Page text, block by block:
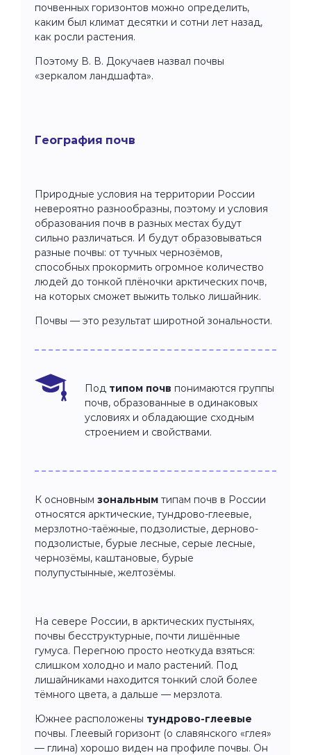
почвенных горизонтов можно определить,
каким был климат десятки и сотни лет назад,
как росли растения.
Поэтому В. В. Докучаев назвал почвы
«зеркалом ландшафта».
География почв
Природные условия на территории России
невероятно разнообразны, поэтому и условия
образования почв в разных местах будут
сильно различаться. И будут образовываться
разные почвы: от тучных чернозёмов,
способных прокормить огромное количество
людей до тонкой плёночки арктических почв,
на которых сможет выжить только лишайник.
Почвы — это результат широтной зональности.
Под типом почв понимаются группы
почв, образованные в одинаковых
условиях и обладающие сходным
строением и свойствами.
К основным зональным типам почв в России
относятся арктические, тундрово-глеевые,
мерзлотно-таёжные, подзолистые, дерново-
подзолистые, бурые лесные, серые лесные,
чернозёмы, каштановые, бурые
полупустынные, желтозёмы.
На севере России, в арктических пустынях,
почвы бесструктурные, почти лишённые
гумуса. Перегною просто неоткуда взяться:
слишком холодно и мало растений. Под
лишайниками находится тонкий слой более
тёмного цвета, а дальше — мерзлота.
Южнее расположены тундрово-глеевые
почвы. Глеевый горизонт (о славянского «глея»
— глина) хорошо виден на профиле почвы. Он